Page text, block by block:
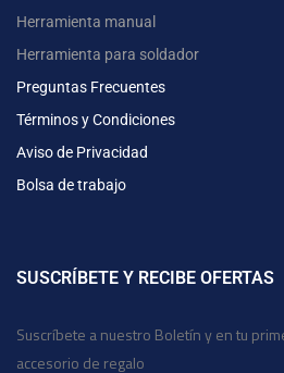
Herramienta manual
Herramienta para soldador
Preguntas Frecuentes
Términos y Condiciones
Aviso de Privacidad
Bolsa de trabajo
SUSCRÍBETE Y RECIBE OFERTAS
Suscríbete a nuestro Boletín y en tu
accesorio de regalo